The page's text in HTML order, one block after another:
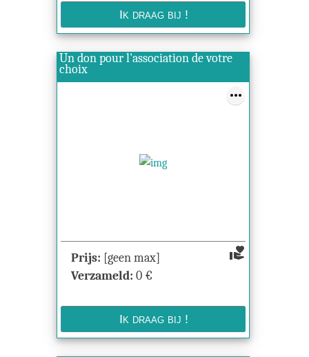
Un don pour l'association de votre
choix
volunteer_activism
Prijs: [geen max]
Verzameld: 0 €